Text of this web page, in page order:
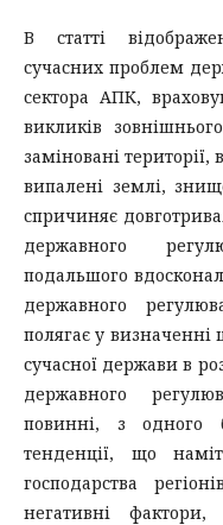
В статті
сучасних проблем
сектора АПК,
викликів
заміновані території,
випалені землі,
спричиняє
державного
подальшого
державного
полягає у визначенні
сучасної держави в
державного
повинні, з одного
тенденції, що
господарства
негативні